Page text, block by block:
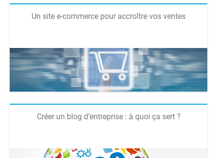
Un site e-commerce pour accroître vos ventes
Créer un blog d’entreprise : à quoi ça sert ?